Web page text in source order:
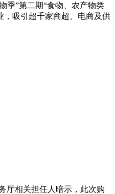
季”第二期“食物、农产物类
，吸引超千家商超、电商及供
厅相关担任人暗示，此次购